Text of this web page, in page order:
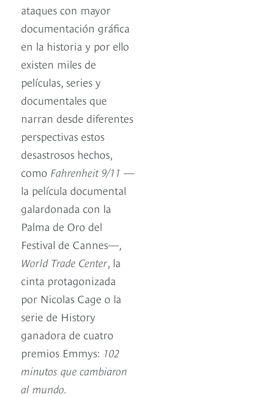
ataques con mayor
documentación gráfica
en la historia y por ello
existen miles de
películas, series y
documentales que
narran desde diferentes
perspectivas estos
desastrosos hechos,
como Fahrenheit 9/11 —
la película documental
galardonada con la
Palma de Oro del
Festival de Cannes—,
World Trade Center, la
cinta protagonizada
por Nicolas Cage o la
serie de History
ganadora de cuatro
premios Emmys: 102
minutos que cambiaron
al mundo.